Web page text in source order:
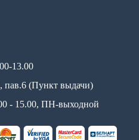
13.00
пав.6 (Пункт выдачи)
- 15.00, ПН-выходной